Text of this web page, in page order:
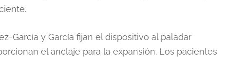
García y García fijan el dispositivo al paladar
el anclaje para la expansión. Los pacientes